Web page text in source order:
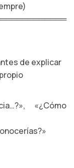
de explicar
«¿Cómo